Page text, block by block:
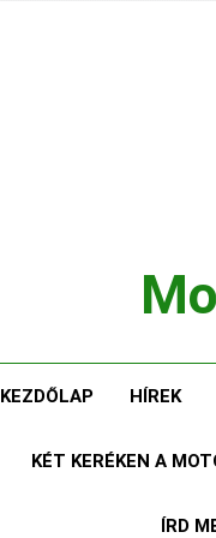
KEZDŐLAP HÍREK
KÉT KERÉKEN A
ÍRD